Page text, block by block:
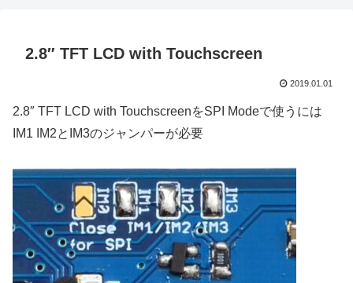
2.8″ TFT LCD with Touchscreen
2019.01.01
2.8″ TFT LCD with TouchscreenをSPI Modeで使うには
IM1 IM2とIM3のジャンパーが必要